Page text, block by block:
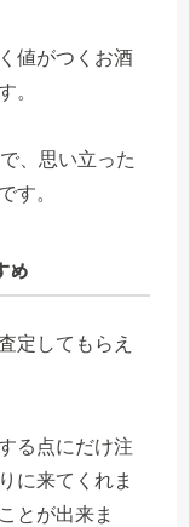
値がつくお酒
。
、思い立った
す。
め
定してもらえ
る点にだけ注
に来てくれま
とが出来ま